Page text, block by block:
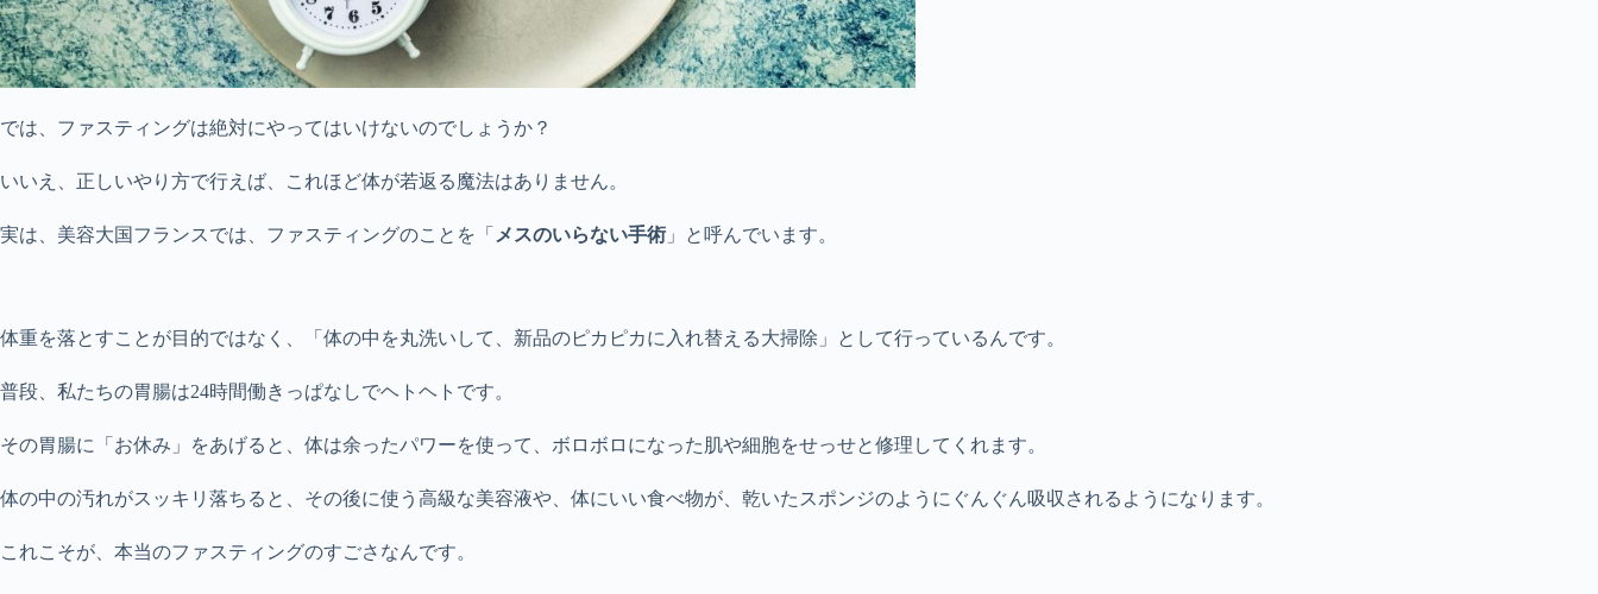
では、ファスティングは絶対にやってはいけないのでしょうか？
いいえ、正しいやり方で行えば、これほど体が若返る魔法はありません。
実は、美容大国フランスでは、ファスティングのことを「 メスのいらない手術 」と呼んでいます。
体重を落とすことが目的ではなく、「体の中を丸洗いして、新品のピカピカに入れ替える大掃除」として行っているんです。
普段、私たちの胃腸は24時間働きっぱなしでヘトヘトです。
その胃腸に「お休み」をあげると、体は余ったパワーを使って、ボロボロになった肌や細胞をせっせと修理してくれます。
体の中の汚れがスッキリ落ちると、その後に使う高級な美容液や、体にいい食べ物が、乾いたスポンジのようにぐんぐん吸収されるようになります。
これこそが、本当のファスティングのすごさなんです。